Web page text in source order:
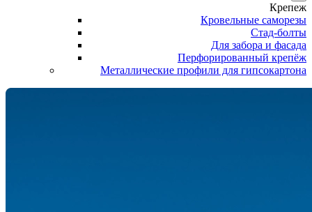
Крепеж
Кровельные саморезы
Стад-болты
Для забора и фасада
Перфорированный крепёж
Металлические профили для гипсокартона